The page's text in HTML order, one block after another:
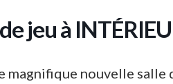
jeu à
magnifique nouvelle salle